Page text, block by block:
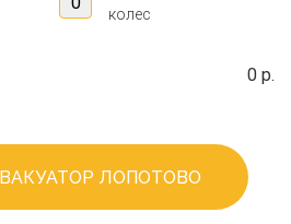
колес
0 р.
ЛОПОТОВО